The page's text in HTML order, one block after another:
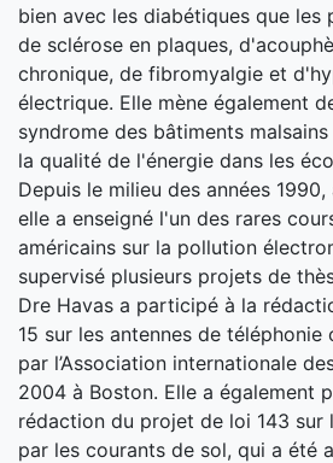
bien avec les diabétiques que les
de sclérose en plaques,
chronique, de fibromyalgie et
électrique. Elle mène également
syndrome des bâtiments
la qualité de l'énergie dans les
Depuis le milieu des années
elle a enseigné l'un des rares
américains sur la pollution
supervisé plusieurs projets de
Dre Havas a participé à la
15 sur les antennes de
par l’Association internationale
2004 à Boston. Elle a également
rédaction du projet de loi 143 sur
par les courants de sol, qui a été